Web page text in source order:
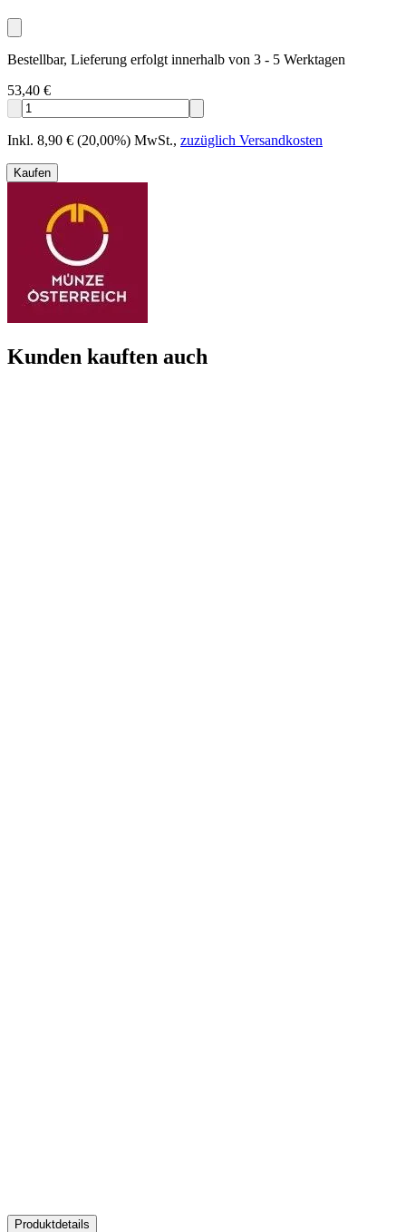
Bestellbar, Lieferung erfolgt innerhalb von 3 - 5 Werktagen
53,40 €
Inkl. 8,90 € (20,00%) MwSt., zuzüglich Versandkosten
Kaufen
Kunden kauften auch
Produktdetails